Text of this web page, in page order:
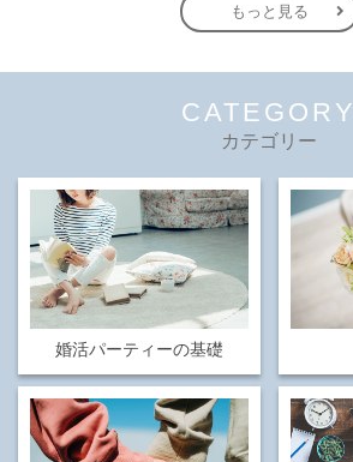
もっと見る
CATEGORY
カテゴリー
婚活パーティーの基礎